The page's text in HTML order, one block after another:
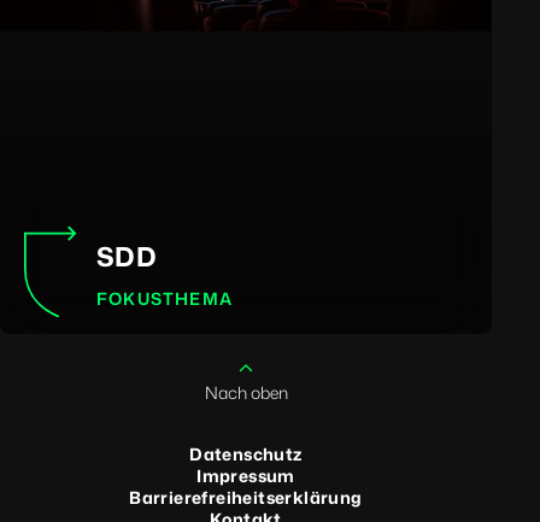
SDD
FOKUSTHEMA
Nach oben
Datenschutz
Impressum
Barrierefreiheitserklärung